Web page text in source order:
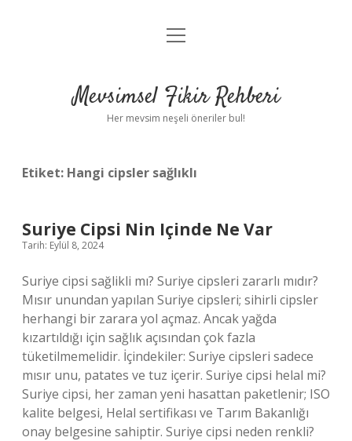
Anasayfa
Yasal Uyarı
menüyü
Mevsimsel Fikir Rehberi
Her mevsim neşeli öneriler bul!
Etiket: Hangi cipsler sağlıklı
Suriye Cipsi Nin Içinde Ne Var
Tarih: Eylül 8, 2024
Suriye cipsi sağlikli mı? Suriye cipsleri zararlı mıdır?
Mısır unundan yapılan Suriye cipsleri; sihirli cipsler
herhangi bir zarara yol açmaz. Ancak yağda
kızartıldığı için sağlık açısından çok fazla
tüketilmemelidir. İçindekiler: Suriye cipsleri sadece
mısır unu, patates ve tuz içerir. Suriye cipsi helal mi?
Suriye cipsi, her zaman yeni hasattan paketlenir; ISO
kalite belgesi, Helal sertifikası ve Tarım Bakanlığı
onay belgesine sahiptir. Suriye cipsi neden renkli?